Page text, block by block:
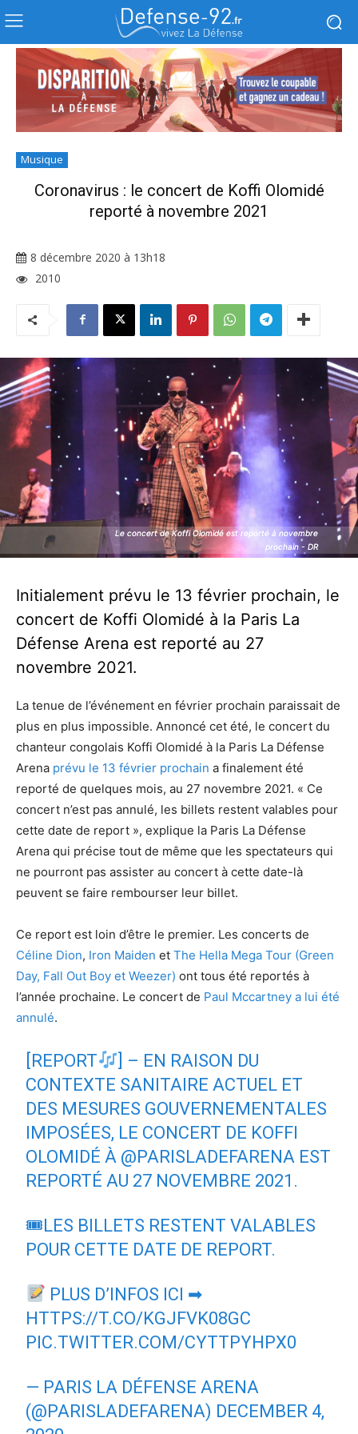
Musique
Coronavirus : le concert de Koffi Olomidé
reporté à novembre 2021
8 décembre 2020 à 13h18
2010
Le concert de Koffi Olomidé est reporté à novembre
prochain - DR
Le concert de Koffi Olomidé est reporté à novembre
prochain - DR
Initialement prévu le 13 février prochain, le
concert de Koffi Olomidé à la Paris La
Défense Arena est reporté au 27
novembre 2021.
La tenue de l’événement en février prochain paraissait de
plus en plus impossible. Annoncé cet été, le concert du
chanteur congolais Koffi Olomidé à la Paris La Défense
Arena prévu le 13 février prochain a finalement été
reporté de quelques mois, au 27 novembre 2021. « Ce
concert n’est pas annulé, les billets restent valables pour
cette date de report », explique la Paris La Défense
Arena qui précise tout de même que les spectateurs qui
ne pourront pas assister au concert à cette date-là
peuvent se faire rembourser leur billet.
Ce report est loin d’être le premier. Les concerts de
Céline Dion, Iron Maiden et The Hella Mega Tour (Green
Day, Fall Out Boy et Weezer) ont tous été reportés à
l’année prochaine. Le concert de Paul Mccartney a lui été
annulé.
[REPORT
] – EN RAISON DU
CONTEXTE SANITAIRE ACTUEL ET
DES MESURES GOUVERNEMENTALES
IMPOSÉES, LE CONCERT DE KOFFI
OLOMIDÉ À @PARISLADEFARENA EST
REPORTÉ AU 27 NOVEMBRE 2021.
🎟LES BILLETS RESTENT VALABLES
POUR CETTE DATE DE REPORT.
PLUS D’INFOS ICI ➡
HTTPS://T.CO/KGJFVK08GC
PIC.TWITTER.COM/CYTTPYHPX0
— PARIS LA DÉFENSE ARENA
(@PARISLADEFARENA) DECEMBER 4,